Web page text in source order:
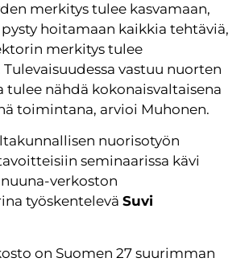
merkitys tulee kasvamaan,
hoitamaan kaikkia tehtäviä,
merkitys tulee
vastuu nuorten
tulee nähdä kokonaisvaltaisena
toimintana, arvioi Muhonen.
nuorisotyön
seminaarissa kävi
verkoston
työskenteleväSuvi
on Suomen 27 suurimman